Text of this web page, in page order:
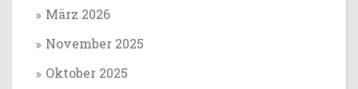
März 2026
November 2025
Oktober 2025